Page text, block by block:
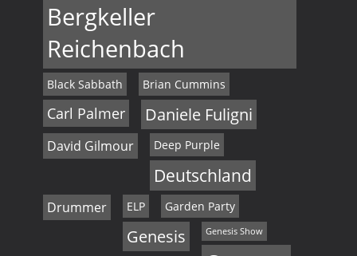
Bergkeller
Reichenbach
Black Sabbath Brian Cummins
Carl Palmer Daniele Fuligni
David Gilmour Deep Purple
Deutschland
Drummer ELP Garden Party
Genesis Genesis Show